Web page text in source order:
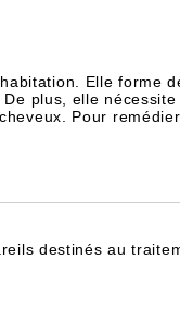
Elle forme
plus, elle
Pour
destinés au